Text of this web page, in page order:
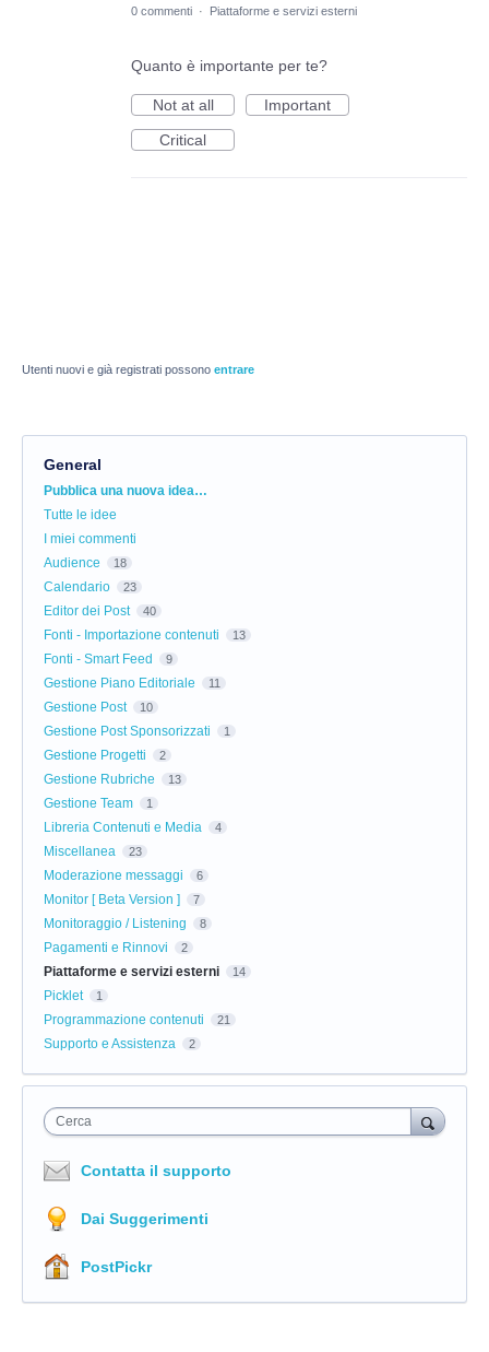
0 commenti · Piattaforme e servizi esterni
Quanto è importante per te?
Not at all
Important
Critical
Utenti nuovi e già registrati possono entrare
General
Categorie
Pubblica una nuova idea…
Tutte le idee
I miei commenti
Audience
18
Calendario 23
Editor dei Post 40
Fonti - Importazione contenuti 13
Fonti - Smart Feed 9
Gestione Piano Editoriale 11
Gestione Post 10
Gestione Post Sponsorizzati 1
Gestione Progetti 2
Gestione Rubriche 13
Gestione Team 1
Libreria Contenuti e Media 4
Miscellanea 23
Moderazione messaggi 6
Monitor [ Beta Version ] 7
Monitoraggio / Listening 8
Pagamenti e Rinnovi 2
Piattaforme e servizi esterni 14
Picklet 1
Programmazione contenuti 21
Supporto e Assistenza 2
Cerca
Contatta il supporto
Dai Suggerimenti
PostPickr